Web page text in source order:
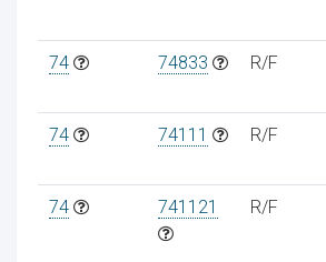
74 74833 R/F
74 74111 R/F
74 741121 R/F